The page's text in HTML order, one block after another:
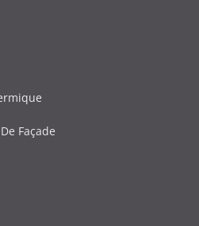
Façade